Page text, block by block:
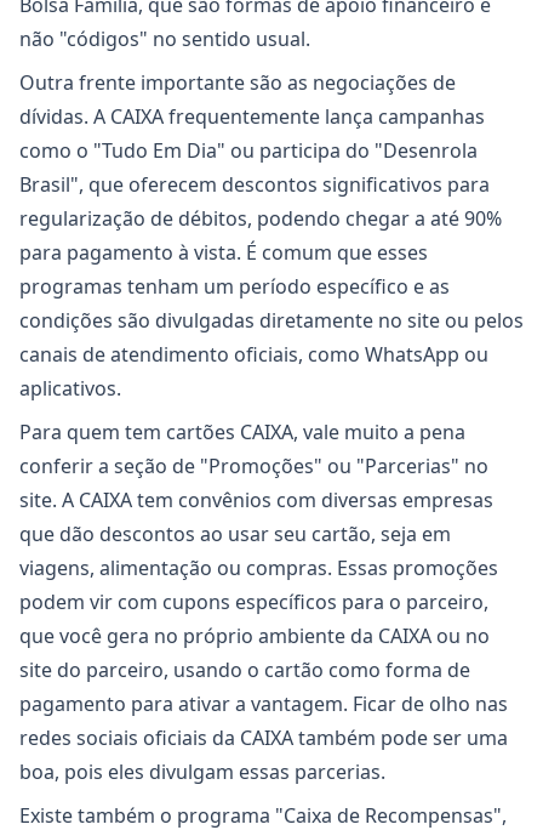
não "códigos" no sentido usual.
Outra frente importante são as negociações de
dívidas. A CAIXA frequentemente lança campanhas
como o "Tudo Em Dia" ou participa do "Desenrola
Brasil", que oferecem descontos significativos para
regularização de débitos, podendo chegar a até 90%
para pagamento à vista. É comum que esses
programas tenham um período específico e as
condições são divulgadas diretamente no site ou pelos
canais de atendimento oficiais, como WhatsApp ou
aplicativos.
Para quem tem cartões CAIXA, vale muito a pena
conferir a seção de "Promoções" ou "Parcerias" no
site. A CAIXA tem convênios com diversas empresas
que dão descontos ao usar seu cartão, seja em
viagens, alimentação ou compras. Essas promoções
podem vir com cupons específicos para o parceiro,
que você gera no próprio ambiente da CAIXA ou no
site do parceiro, usando o cartão como forma de
pagamento para ativar a vantagem. Ficar de olho nas
redes sociais oficiais da CAIXA também pode ser uma
boa, pois eles divulgam essas parcerias.
Existe também o programa "Caixa de Recompensas",